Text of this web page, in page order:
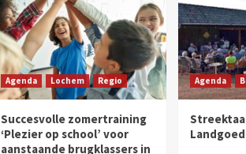
Agenda Lochem Regio
Succesvolle zomertraining
‘Plezier op school’ voor
aanstaande brugklassers in
Agenda